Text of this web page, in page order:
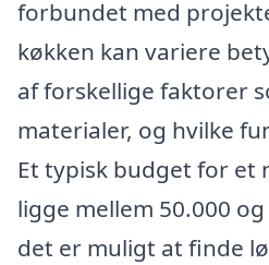
forbundet med
køkken kan variere
af forskellige faktorer
materialer, og hvilke
Et typisk budget for et
ligge mellem 50.000
det er muligt at finde